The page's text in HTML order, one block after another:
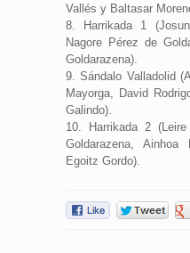
Vallés y Baltasar
8. Harrikada 1
Nagore Pérez de
Goldarazena).
9. Sándalo Valladolid
Mayorga, David
Galindo).
10. Harrikada 2
Goldarazena,
Egoitz Gordo).